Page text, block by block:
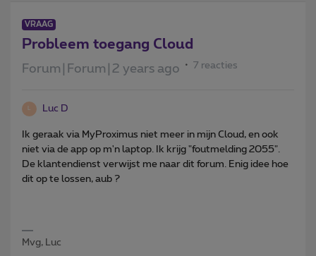
VRAAG
Probleem toegang Cloud
Forum|Forum|2 years ago 7 reacties
L Luc D
Ik geraak via MyProximus niet meer in mijn Cloud, en ook
niet via de app op m'n laptop. Ik krijg "foutmelding 2055".
De klantendienst verwijst me naar dit forum. Enig idee hoe
dit op te lossen, aub ?
Mvg, Luc